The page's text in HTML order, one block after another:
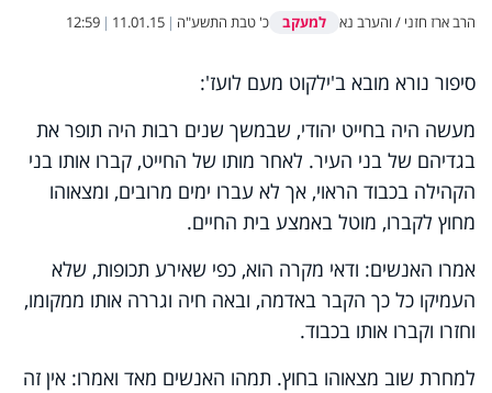
הרב ארז חזני / והערב נא למעקב כ' טבת התשע"ה |
11.01.15
|
12:59
סיפור נורא מובא ב'ילקוט מעם לועז':
מעשה היה בחייט יהודי, שבמשך שנים רבות היה תופר את
בגדיהם של בני העיר. לאחר מותו של החייט, קברו אותו בני
הקהילה בכבוד הראוי, אך לא עברו ימים מרובים, ומצאוהו
מחוץ לקברו, מוטל באמצע בית החיים.
אמרו האנשים: ודאי מקרה הוא, כפי שאירע תכופות, שלא
העמיקו כל כך הקבר באדמה, ובאה חיה וגררה אותו ממקומו,
וחזרו וקברו אותו בכבוד.
למחרת שוב מצאוהו בחוץ. תמהו האנשים מאד ואמרו: אין זה